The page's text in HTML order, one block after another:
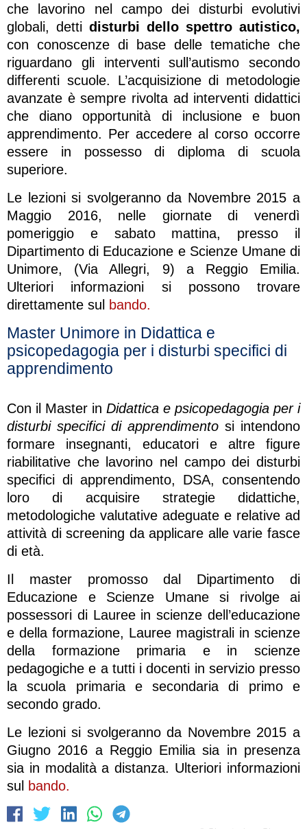
che lavorino nel campo dei disturbi evolutivi
globali, detti disturbi dello spettro autistico,
con conoscenze di base delle tematiche che
riguardano gli interventi sull’autismo secondo
differenti scuole. L’acquisizione di metodologie
avanzate è sempre rivolta ad interventi didattici
che diano opportunità di inclusione e buon
apprendimento. Per accedere al corso occorre
essere in possesso di diploma di scuola
superiore.
Le lezioni si svolgeranno da Novembre 2015 a
Maggio 2016, nelle giornate di venerdì
pomeriggio e sabato mattina, presso il
Dipartimento di Educazione e Scienze Umane di
Unimore, (Via Allegri, 9) a Reggio Emilia.
Ulteriori informazioni si possono trovare
direttamente sul
bando.
Master Unimore in Didattica e
psicopedagogia per i disturbi specifici di
apprendimento
Con il Master in Didattica e psicopedagogia per i
disturbi specifici di apprendimento si intendono
formare insegnanti, educatori e altre figure
riabilitative che lavorino nel campo dei disturbi
specifici di apprendimento, DSA, consentendo
loro di acquisire strategie didattiche,
metodologiche valutative adeguate e relative ad
attività di screening da applicare alle varie fasce
di età.
Il master promosso dal Dipartimento di
Educazione e Scienze Umane si rivolge ai
possessori di Lauree in scienze dell’educazione
e della formazione, Lauree magistrali in scienze
della formazione primaria e in scienze
pedagogiche e a tutti i docenti in servizio presso
la scuola primaria e secondaria di primo e
secondo grado.
Le lezioni si svolgeranno da Novembre 2015 a
Giugno 2016 a Reggio Emilia sia in presenza
sia in modalità a distanza. Ulteriori informazioni
sul
bando.